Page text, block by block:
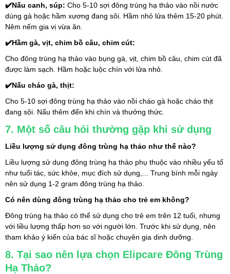
✔️Nấu canh, súp: Cho 5-10 sợi đông trùng hạ thảo vào nồi nước
dùng gà hoặc hầm xương đang sôi. Hầm nhỏ lửa thêm 15-20 phút.
Nêm nếm gia vị vừa ăn.
✔️Hầm gà, vịt, chim bồ câu, chim cút:
Cho đông trùng hạ thảo vào bụng gà, vịt, chim bồ câu, chim cút đã
được làm sạch. Hầm hoặc luộc chín với lửa nhỏ.
✔️Nấu cháo gà, thịt:
Cho 5-10 sợi đông trùng hạ thảo vào nồi cháo gà hoặc cháo thịt
đang sôi. Nấu thêm đến khi chín và thưởng thức.
7. Một số câu hỏi thường gặp khi sử dụng
Liều lượng sử dụng đông trùng hạ thảo như thế nào?
Liều lượng sử dụng đông trùng hạ thảo phụ thuộc vào nhiều yếu tố
như tuổi tác, sức khỏe, mục đích sử dụng,... Trung bình mỗi ngày
nên sử dụng 1-2 gram đông trùng hạ thảo.
Có nên dùng đông trùng hạ thảo cho trẻ em không?
Đông trùng hạ thảo có thể sử dụng cho trẻ em trên 12 tuổi, nhưng
với liều lượng thấp hơn so với người lớn. Trước khi sử dụng, nên
tham khảo ý kiến của bác sĩ hoặc chuyên gia dinh dưỡng.
8. Tại sao nên lựa chọn Elipcare Đông Trùng
Hạ Thảo?